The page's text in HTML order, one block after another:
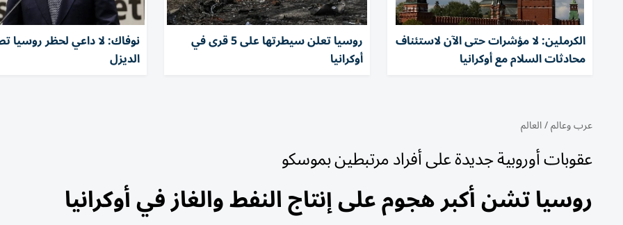
الكرملين: لا مؤشرات حتى الآن لاستئناف
محادثات السلام مع أوكرانيا
روسيا تعلن سيطرتها على 5 قرى في
أوكرانيا
نوفاك: لا داعي لحظر روسيا
الديزل
عرب وعالم/العالم
عقوبات أوروبية جديدة على أفراد مرتبطين بموسكو
روسيا تشن أكبر هجوم على إنتاج النفط والغاز في أوكرانيا